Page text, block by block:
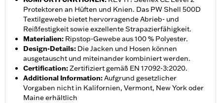
Protektoren an Hüften und Knien. Das PW Shell 500D
Textilgewebe bietet hervorragende Abrieb- und
Reißfestigkeit sowie exzellente Strapazierfähigkeit.
Materialien: Ripstop-Gewebe aus 100 % Polyester.
Design-Details: Die Jacken und Hosen können
ausgetauscht und miteinander kombiniert werden.
Certification:Zertifiziert gemäß EN 17092-3:2020.
Additional Information:Aufgrund gesetzlicher
Vorgaben nicht in Kalifornien, Vermont, New York oder
Maine erhältlich